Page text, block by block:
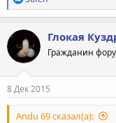
е
а
к
ц
и
и
:
Глокая
Гражданин
8 Дек 2015
Andu 69 сказал(а):